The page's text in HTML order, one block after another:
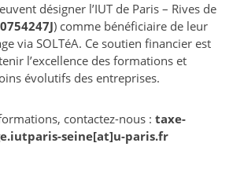
désigner l’IUT de Paris – Rives de
0754247J) comme bénéficiaire de leur
via SOLTéA. Ce soutien financier est
l’excellence des formations et
évolutifs des entreprises.
contactez-nous : taxe-
seine[at]u-paris.fr